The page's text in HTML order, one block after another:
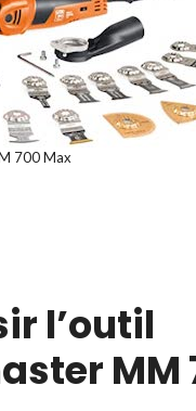
700 Max
l’outil
MM